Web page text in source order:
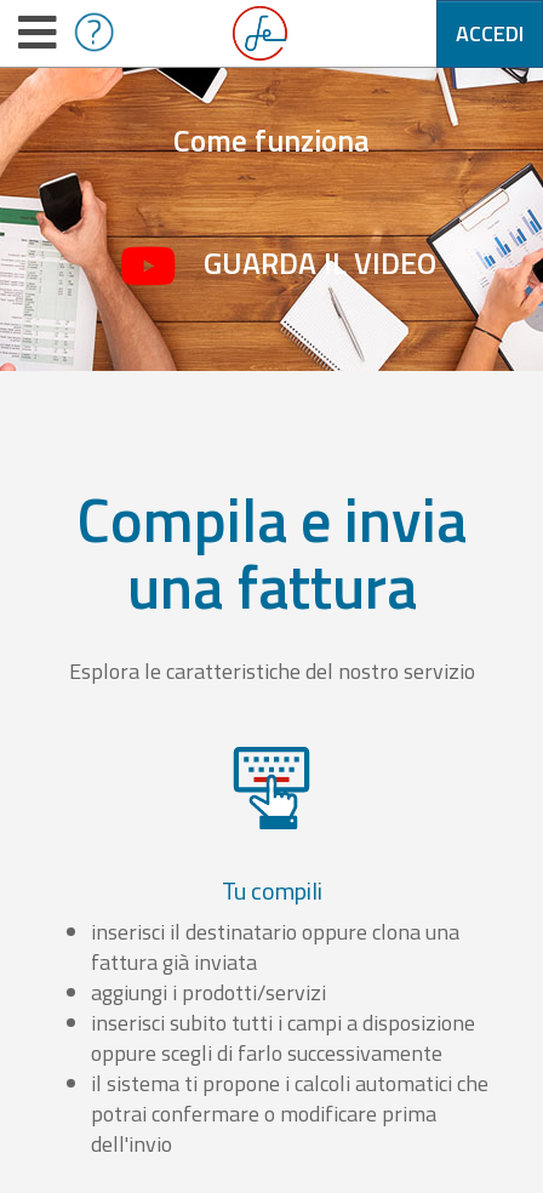
ACCEDI
Come funziona
GUARDA IL VIDEO
Compila e invia
una fattura
Esplora le caratteristiche del nostro servizio
Tu compili
inserisci il destinatario oppure clona una
fattura già inviata
aggiungi i prodotti/servizi
inserisci subito tutti i campi a disposizione
oppure scegli di farlo successivamente
il sistema ti propone i calcoli automatici che
potrai confermare o modificare prima
dell'invio